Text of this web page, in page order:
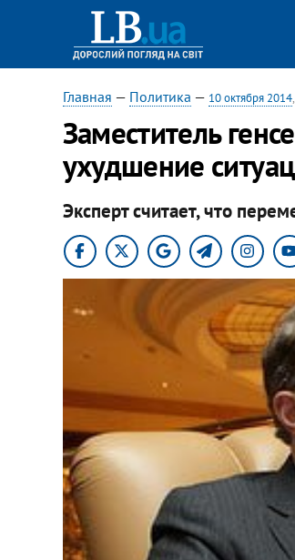
Главная — Политика — 10 октября 2014
Заместитель
ухудшение
Эксперт считает, что